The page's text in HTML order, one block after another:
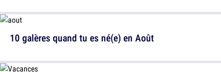
10 galères quand tu es né(e) en Août